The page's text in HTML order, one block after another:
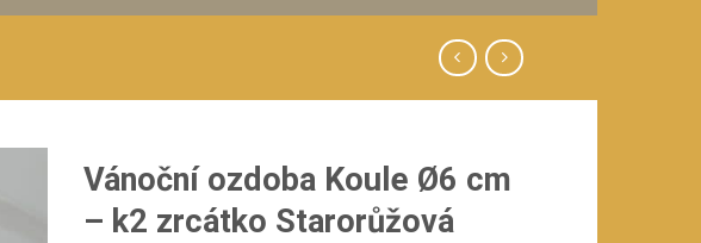
Vánoční ozdoba Koule Ø6 cm
– k2 zrcátko Starorůžová